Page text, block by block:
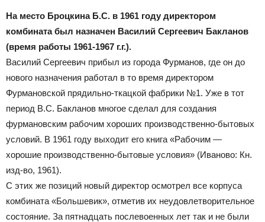
Официальный
сайт
газеты
На место Броцкина Б.С. в 1961 году директором
комбината был назначен Василий Сергеевич Бакланов
(время работы 1961-1967 г.г.).
Василий Сергеевич прибыл из города Фурманов, где он до
нового назначения работал в то время директором
Фурмановской прядильно-ткацкой фабрики №1. Уже в тот
период В.С. Бакланов многое сделал для создания
фурмановским рабочим хороших производственно-бытовых
условий. В 1961 году выходит его книга «Рабочим —
хорошие производственно-бытовые условия» (Иваново: Кн.
изд-во, 1961).
С этих же позиций новый директор осмотрел все корпуса
комбината «Большевик», отметив их неудовлетворительное
состояние. За пятнадцать послевоенных лет так и не были